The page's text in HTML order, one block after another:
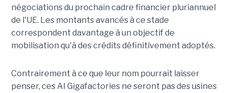
négociations du prochain cadre financier pluriannuel
de l'UE. Les montants avancés à ce stade
correspondent davantage à un objectif de
mobilisation qu'à des crédits définitivement adoptés.
Contrairement à ce que leur nom pourrait laisser
penser, ces AI Gigafactories ne seront pas des usines